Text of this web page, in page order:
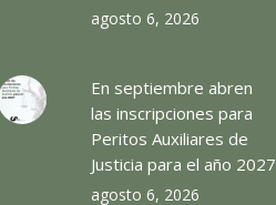
agosto 6, 2026
En septiembre abren
las inscripciones para
Peritos Auxiliares de
Justicia para el año 2027
agosto 6, 2026